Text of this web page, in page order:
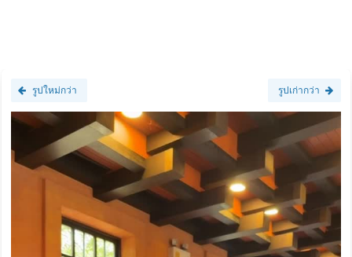
รูปใหม่กว่า รูปเก่ากว่า